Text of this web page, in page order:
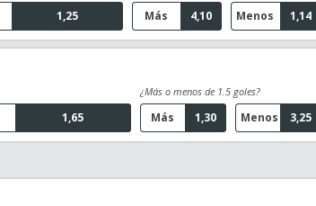
1,25 4,10
Más 1,14
Menos
1,65
¿Más o menos de 1.5 goles?
1,30
Más 3,25
Menos